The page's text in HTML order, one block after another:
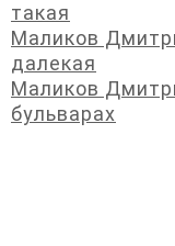
такая
Маликов
далекая
Маликов
бульварах